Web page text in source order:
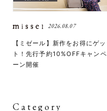
2026.08.07
【ミゼール】新作をお得にゲッ
ト！先行予約10%OFFキャンペ
ーン開催
Category